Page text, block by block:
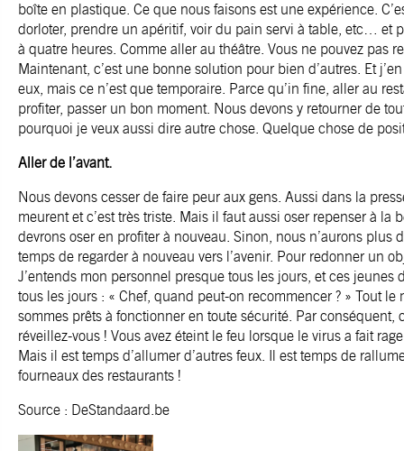
boîte en plastique. Ce que nous faisons est une expérience.
dorloter, prendre un apéritif, voir du pain servi à table, etc… et
à quatre heures. Comme aller au théâtre. Vous ne pouvez pas
Maintenant, c’est une bonne solution pour bien d’autres. Et
eux, mais ce n’est que temporaire. Parce qu’in fine, aller au
profiter, passer un bon moment. Nous devons y retourner de
pourquoi je veux aussi dire autre chose. Quelque chose de
Aller de l’avant.
Nous devons cesser de faire peur aux gens. Aussi dans la
meurent et c’est très triste. Mais il faut aussi oser repenser à la
devrons oser en profiter à nouveau. Sinon, nous n’aurons plus
temps de regarder à nouveau vers l’avenir. Pour redonner un
J’entends mon personnel presque tous les jours, et ces jeunes
tous les jours : « Chef, quand peut-on recommencer ? » Tout le
sommes prêts à fonctionner en toute sécurité. Par conséquent,
réveillez-vous ! Vous avez éteint le feu lorsque le virus a fait
Mais il est temps d’allumer d’autres feux. Il est temps de
fourneaux des restaurants !
Source : DeStandaard.be